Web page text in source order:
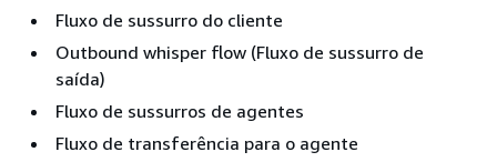
Fluxo de sussurro do cliente
Outbound whisper flow (Fluxo de sussurro de
saída)
Fluxo de sussurros de agentes
Fluxo de transferência para o agente